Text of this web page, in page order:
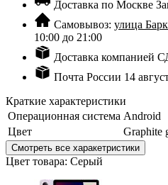
Доставка по Москве
Самовывоз: улица
10:00 до 21:00
Доставка компанией
Почта России 14
Краткие характеристики
Операционная система Android
Цвет
Graphite
Смотреть все харакетристики
Цвет товара: Серый